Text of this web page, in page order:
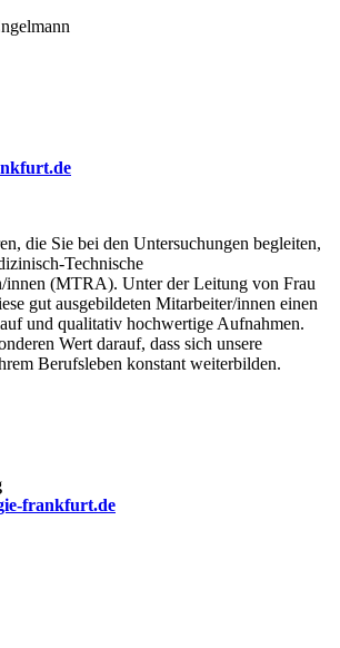
die Sie bei den Untersuchungen begleiten,
Technische
innen (MTRA). Unter der Leitung von Frau
gut ausgebildeten Mitarbeiter/innen einen
und qualitativ hochwertige Aufnahmen.
Wert darauf, dass sich unsere
Berufsleben konstant weiterbilden.
frankfurt.de